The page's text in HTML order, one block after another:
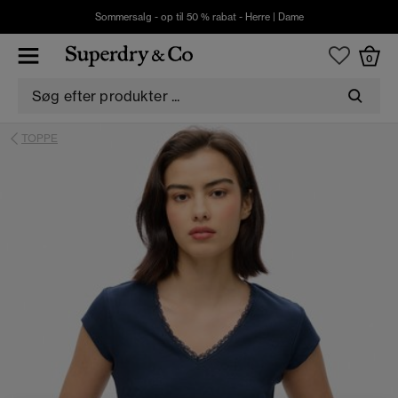
Sommersalg - op til 50 % rabat - Herre| Dame
0
TOPPE